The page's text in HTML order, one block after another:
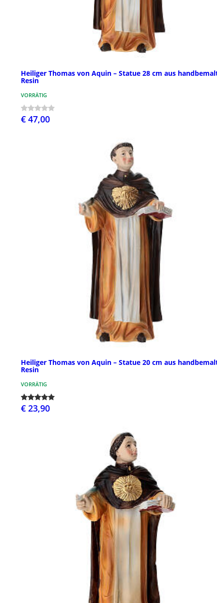
Heiliger Thomas von Aquin – Statue 28 cm aus
Resin
VORRÄTIG
€ 47,00
Heiliger Thomas von Aquin – Statue 20 cm aus
Resin
VORRÄTIG
€ 23,90